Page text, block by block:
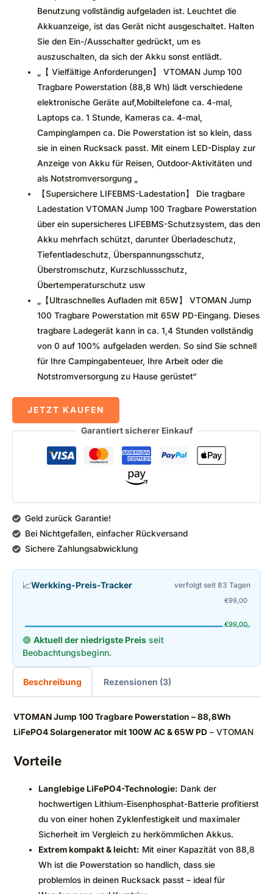
Benutzung vollständig aufgeladen ist. Leuchtet die
Akkuanzeige, ist das Gerät nicht ausgeschaltet. Halten
Sie den Ein-/Ausschalter gedrückt, um es
auszuschalten, da sich der Akku sonst entlädt.
„【 Vielfältige Anforderungen】 VTOMAN Jump 100
Tragbare Powerstation (88,8 Wh) lädt verschiedene
elektronische Geräte auf,Mobiltelefone ca. 4-mal,
Laptops ca. 1 Stunde, Kameras ca. 4-mal,
Campinglampen ca. Die Powerstation ist so klein, dass
sie in einen Rucksack passt. Mit einem LED-Display zur
Anzeige von Akku für Reisen, Outdoor-Aktivitäten und
als Notstromversorgung „
【Supersichere LIFEBMS-Ladestation】 Die tragbare
Ladestation VTOMAN Jump 100 Tragbare Powerstation
über ein supersicheres LIFEBMS-Schutzsystem, das den
Akku mehrfach schützt, darunter Überladeschutz,
Tiefentladeschutz, Überspannungsschutz,
Überstromschutz, Kurzschlussschutz,
Übertemperaturschutz usw
„【Ultraschnelles Aufladen mit 65W】 VTOMAN Jump
100 Tragbare Powerstation mit 65W PD-Eingang. Dieses
tragbare Ladegerät kann in ca. 1,4 Stunden vollständig
von 0 auf 100% aufgeladen werden. So sind Sie schnell
für Ihre Campingabenteuer, Ihre Arbeit oder die
Notstromversorgung zu Hause gerüstet“
JETZT KAUFEN
Garantiert sicherer Einkauf
Geld zurück Garantie!
Bei Nichtgefallen, einfacher Rückversand
Sichere Zahlungsabwicklung
📈Werkking-Preis-Tracker verfolgt seit 83 Tagen
€99,00
€99,00
🟢 Aktuell der niedrigste Preis seit
Beobachtungsbeginn.
Beschreibung Rezensionen (3)
VTOMAN Jump 100 Tragbare Powerstation – 88,8Wh
LiFePO4 Solargenerator mit 100W AC & 65W PD – VTOMAN
Vorteile
Langlebige LiFePO4-Technologie: Dank der
hochwertigen Lithium-Eisenphosphat-Batterie profitierst
du von einer hohen Zyklenfestigkeit und maximaler
Sicherheit im Vergleich zu herkömmlichen Akkus.
Extrem kompakt & leicht: Mit einer Kapazität von 88,8
Wh ist die Powerstation so handlich, dass sie
problemlos in deinen Rucksack passt – ideal für